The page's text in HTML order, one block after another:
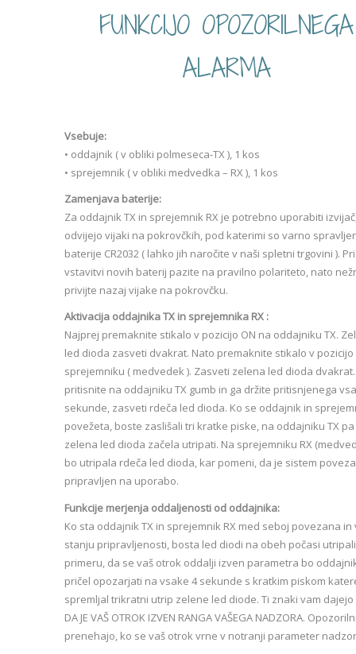
FUNKCIJO OPOZORILNEGA
ALARMA
Vsebuje:
• oddajnik ( v obliki polmeseca-TX ), 1 kos
• sprejemnik ( v obliki medvedka – RX ), 1 kos
Zamenjava baterije:
Za oddajnik TX in sprejemnik RX je potrebno uporabiti
odvijejo vijaki na pokrovčkih, pod katerimi so varno
baterije CR2032 ( lahko jih naročite v naši spletni trgovini ). Pri
vstavitvi novih baterij pazite na pravilno polariteto, nato
privijte nazaj vijake na pokrovčku.
Aktivacija oddajnika TX in sprejemnika RX :
Najprej premaknite stikalo v pozicijo ON na oddajniku TX.
led dioda zasveti dvakrat. Nato premaknite stikalo v pozicijo
sprejemniku ( medvedek ). Zasveti zelena led dioda
pritisnite na oddajniku TX gumb in ga držite pritisnjenega
sekunde, zasveti rdeča led dioda. Ko se oddajnik in
povežeta, boste zaslišali tri kratke piske, na oddajniku TX
zelena led dioda začela utripati. Na sprejemniku RX
bo utripala rdeča led dioda, kar pomeni, da je sistem
pripravljen na uporabo.
Funkcije merjenja oddaljenosti od oddajnika:
Ko sta oddajnik TX in sprejemnik RX med seboj povezana in
stanju pripravljenosti, bosta led diodi na obeh počasi
primeru, da se vaš otrok oddalji izven parametra bo
pričel opozarjati na vsake 4 sekunde s kratkim piskom
spremljal trikratni utrip zelene led diode. Ti znaki vam dajejo
DA JE VAŠ OTROK IZVEN RANGA VAŠEGA NADZORA.
prenehajo, ko se vaš otrok vrne v notranji parameter